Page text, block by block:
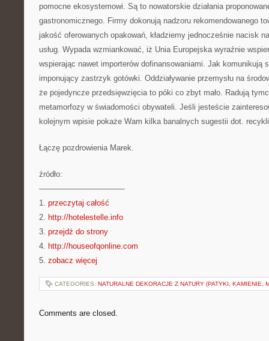
pomocne ekosystemowi. Są to nowatorskie działania
gastronomicznego. Firmy dokonują nadzoru rekomendowanego
jakość oferowanych opakowań, kładziemy jednocześnie nacisk
usług. Wypada wzmiankować, iż Unia Europejska wyraźnie
wspierając nawet importerów dofinansowaniami. Jak komunikują
imponujący zastrzyk gotówki. Oddziaływanie przemysłu na
że pojedyncze przedsięwzięcia to póki co zbyt mało. Radują
metamorfozy w świadomości obywateli. Jeśli jesteście
kolejnym wpisie pokaże Wam kilka banalnych sugestii dot.
Łączę pozdrowienia Marek.
źródło:
———————————
1. przeczytaj całość
2. http://hotelestelle.info
3. przejdź do strony
4. http://houseofqonline.com
5. zobacz więcej
CATEGORIES: NATURALNE DEKORACJE Z NATURY (PATYKI, KAMIENIE,
Comments are closed.